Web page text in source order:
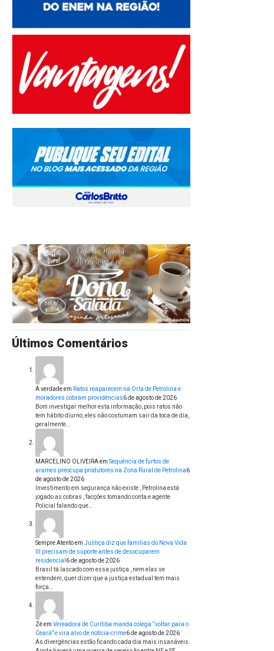
Últimos Comentários
A verdadeem Ratos reaparecem na Orla de Petrolina e
moradores cobram providências6 de agosto de 2026
Bom investigar melhor esta informação, pois ratos não
tem hábito diurno, eles não costumam sair da toca de dia,
geralmente…
MARCELINO OLIVEIRAem Sequência de furtos de
arames preocupa produtores na Zona Rural de Petrolina6
de agosto de 2026
Investimento em segurança não existe , Petrolina está
jogado as cobras , facções tomando conta e agente
Policial falando que…
Sempre Atentoem Justiça diz que famílias do Nova Vida
III precisam de suporte antes de desocuparem
residencial 6 de agosto de 2026
Brasil tá lascado com essa justiça , nem elas se
entendem, quer dizer que a justiça estadual tem mais
força…
Zéem Vereadora de Curitiba manda colega “voltar para o
Ceará” e vira alvo de notícia-crime6 de agosto de 2026
As divergências estão ficando cada dia mais insanáveis.